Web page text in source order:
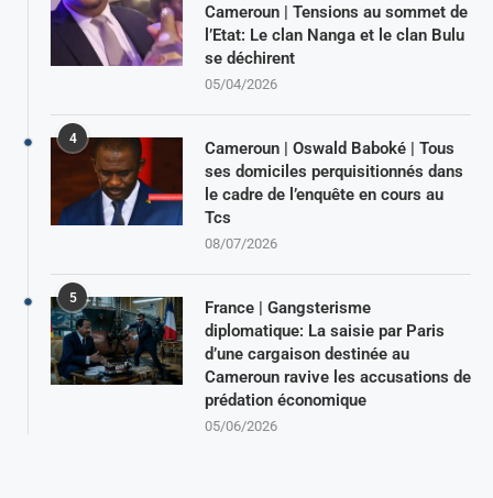
Cameroun | Tensions au sommet de
l’Etat: Le clan Nanga et le clan Bulu
se déchirent
05/04/2026
4
Cameroun | Oswald Baboké | Tous
ses domiciles perquisitionnés dans
le cadre de l’enquête en cours au
Tcs
08/07/2026
5
France | Gangsterisme
diplomatique: La saisie par Paris
d’une cargaison destinée au
Cameroun ravive les accusations de
prédation économique
05/06/2026